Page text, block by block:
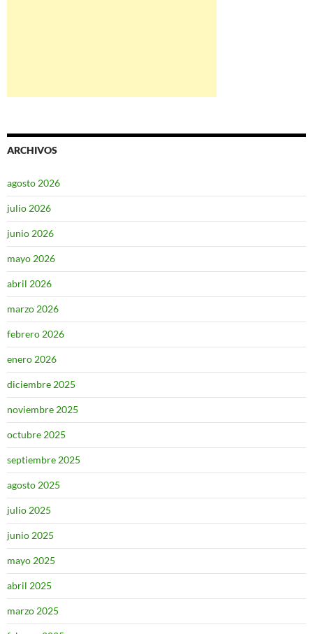
ARCHIVOS
agosto 2026
julio 2026
junio 2026
mayo 2026
abril 2026
marzo 2026
febrero 2026
enero 2026
diciembre 2025
noviembre 2025
octubre 2025
septiembre 2025
agosto 2025
julio 2025
junio 2025
mayo 2025
abril 2025
marzo 2025